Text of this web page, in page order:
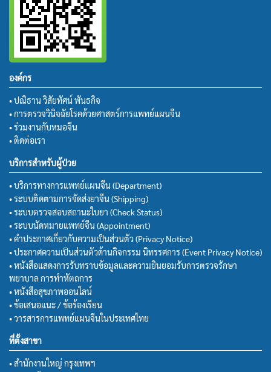
องค์กร
• ปณิธาน วิสัยทัศน์ พันธกิจ
• การตรวจวินิจฉัยโรคด้วยศาสตร์การแพทย์แผนจีน
• ร่วมงานกับหมอจีน
• ติดต่อเรา
บริการสำหรับผู้ป่วย
• บริการทางการแพทย์แผนจีน (Department)
• ระบบติดตามการจัดส่งยาจีน (Shipping)
• ระบบตรวจสอบสถานะใบยา (Check Status)
• ระบบนัดหมายแพทย์จีน (Appointment)
• คำประกาศเกี่ยวกับความเป็นส่วนตัว (Privacy Notice)
• ประกาศความเป็นส่วนตัวด้านกิจกรรม นิทรรศการ (Event Privacy Notice)
• หนังสือแสดงการรับทราบข้อมูลและความยินยอมรับการตรวจรักษา
พยาบาล การทำหัตถการ
• หนังสือสุขภาพออนไลน์
• ข้อเสนอแนะ / ข้อร้องเรียน
• วารสารการแพทย์แผนจีนในประเทศไทย
ที่ตั้งสาขา
• สำนักงานใหญ่ กรุงเทพฯ